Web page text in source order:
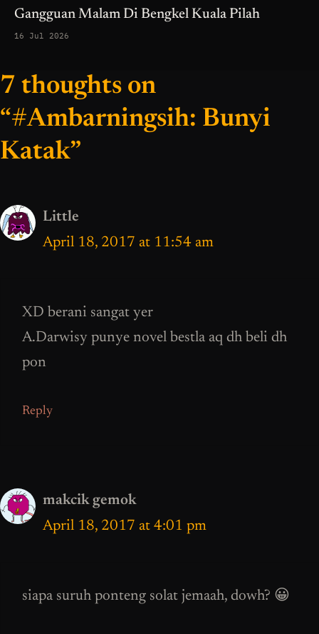
Gangguan Malam Di Bengkel Kuala Pilah
16 Jul 2026
7 thoughts on
“#Ambarningsih: Bunyi
Katak”
Little
April 18, 2017 at 11:54 am
XD berani sangat yer
A.Darwisy punye novel bestla aq dh beli dh
pon
Reply
makcik gemok
April 18, 2017 at 4:01 pm
siapa suruh ponteng solat jemaah, dowh? 😀